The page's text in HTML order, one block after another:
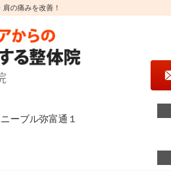
の痛みを改善！
ーブル弥富通１